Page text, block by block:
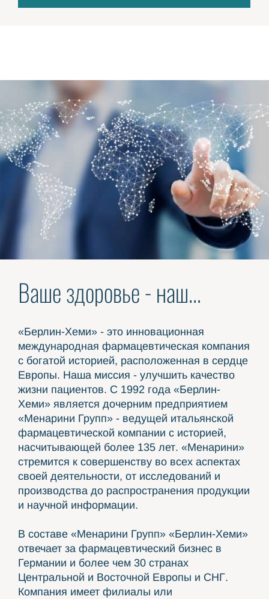
глубоком понимании потребностей
специалистов здравоохранения и пациентов.
Ваше здоровье - наш
приоритет.
«Берлин-Хеми» - это инновационная
международная фармацевтическая компания
с богатой историей, расположенная в сердце
Европы. Наша миссия - улучшить качество
жизни пациентов. С 1992 года «Берлин-
Хеми» является дочерним предприятием
«Менарини Групп» - ведущей итальянской
фармацевтической компании с историей,
насчитывающей более 135 лет. «Менарини»
стремится к совершенству во всех аспектах
своей деятельности, от исследований и
производства до распространения продукции
и научной информации.
В составе «Менарини Групп» «Берлин-Хеми»
отвечает за фармацевтический бизнес в
Германии и более чем 30 странах
Центральной и Восточной Европы и СНГ.
Компания имеет филиалы или